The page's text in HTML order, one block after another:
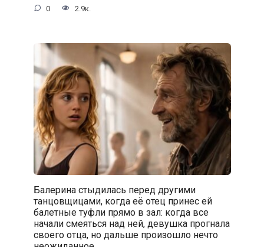
0 2.9к.
Балерина стыдилась перед другими
танцовщицами, когда её отец принес ей
балетные туфли прямо в зал: когда все
начали смеяться над ней, девушка прогнала
своего отца, но дальше произошло нечто